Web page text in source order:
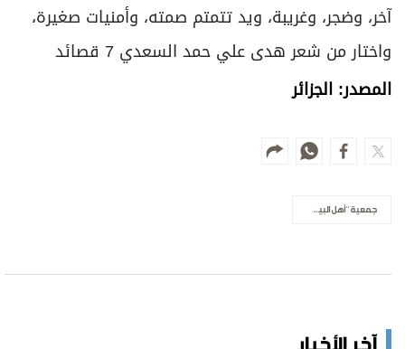
آخر، وضجر، وغريبة، ويد تتمتم صمته، وأمنيات صغيرة،
واختار من شعر هدى علي حمد السعدي 7 قصائد
المصدر: الجزائر
جمعية ''أهل البيت'' الثقافية في الجزائر